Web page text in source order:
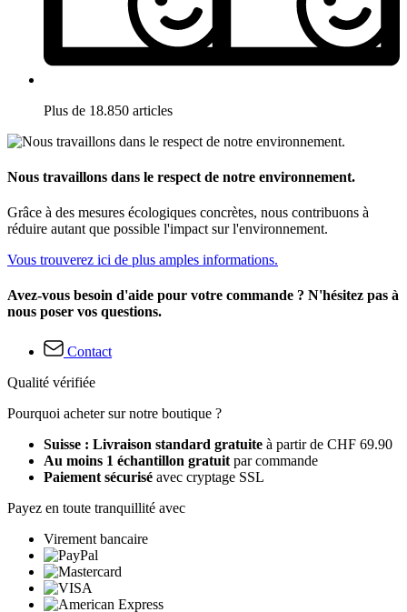
Plus de 18.850 articles
Nous travaillons dans le respect de notre environnement.
Grâce à des mesures écologiques concrètes, nous contribuons à
réduire autant que possible l'impact sur l'environnement.
Vous trouverez ici de plus amples informations.
Avez-vous besoin d'aide pour votre commande ? N'hésitez pas à
nous poser vos questions.
Contact
Qualité vérifiée
Pourquoi acheter sur notre boutique ?
Suisse : Livraison standard gratuite à partir de CHF 69.90
Au moins 1 échantillon gratuit par commande
Paiement sécurisé avec cryptage SSL
Payez en toute tranquillité avec
Virement bancaire